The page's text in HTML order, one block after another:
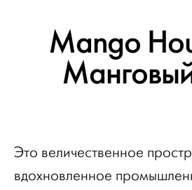
Mango
Это величественное
вдохновленное